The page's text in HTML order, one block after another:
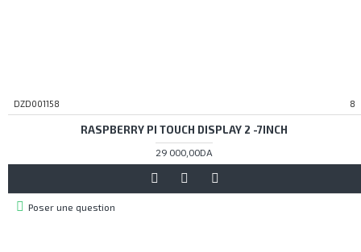
DZD001158 8
RASPBERRY PI TOUCH DISPLAY 2 -7INCH
29 000,00DA
Poser une question